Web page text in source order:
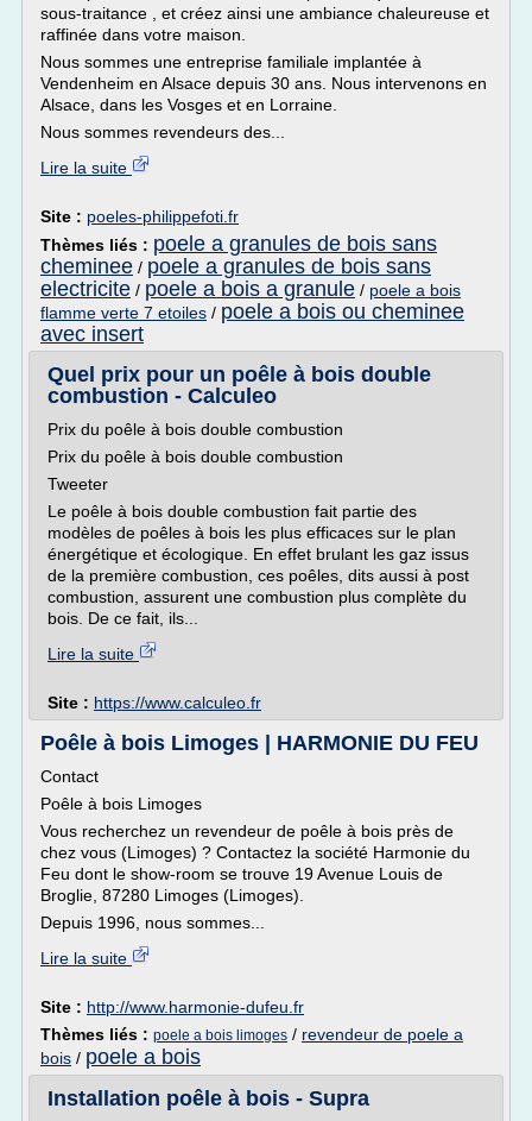
sous-traitance , et créez ainsi une ambiance chaleureuse et
raffinée dans votre maison.
Nous sommes une entreprise familiale implantée à
Vendenheim en Alsace depuis 30 ans. Nous intervenons en
Alsace, dans les Vosges et en Lorraine.
Nous sommes revendeurs des...
Lire la suite
Site : poeles-philippefoti.fr
Thèmes liés : poele a granules de bois sans
cheminee / poele a granules de bois sans
electricite / poele a bois a granule / poele a bois
flamme verte 7 etoiles / poele a bois ou cheminee
avec insert
Quel prix pour un poêle à bois double
combustion - Calculeo
Prix du poêle à bois double combustion
Prix du poêle à bois double combustion
Tweeter
Le poêle à bois double combustion fait partie des
modèles de poêles à bois les plus efficaces sur le plan
énergétique et écologique. En effet brulant les gaz issus
de la première combustion, ces poêles, dits aussi à post
combustion, assurent une combustion plus complète du
bois. De ce fait, ils...
Lire la suite
Site : https://www.calculeo.fr
Poêle à bois Limoges | HARMONIE DU FEU
Contact
Poêle à bois Limoges
Vous recherchez un revendeur de poêle à bois près de
chez vous (Limoges) ? Contactez la société Harmonie du
Feu dont le show-room se trouve 19 Avenue Louis de
Broglie, 87280 Limoges (Limoges).
Depuis 1996, nous sommes...
Lire la suite
Site : http://www.harmonie-dufeu.fr
Thèmes liés : poele a bois limoges / revendeur de poele a
bois / poele a bois
Installation poêle à bois - Supra